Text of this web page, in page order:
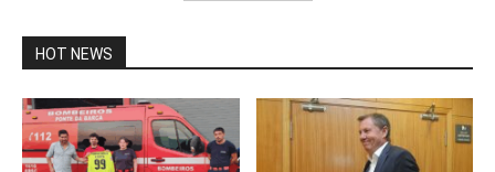
HOT NEWS